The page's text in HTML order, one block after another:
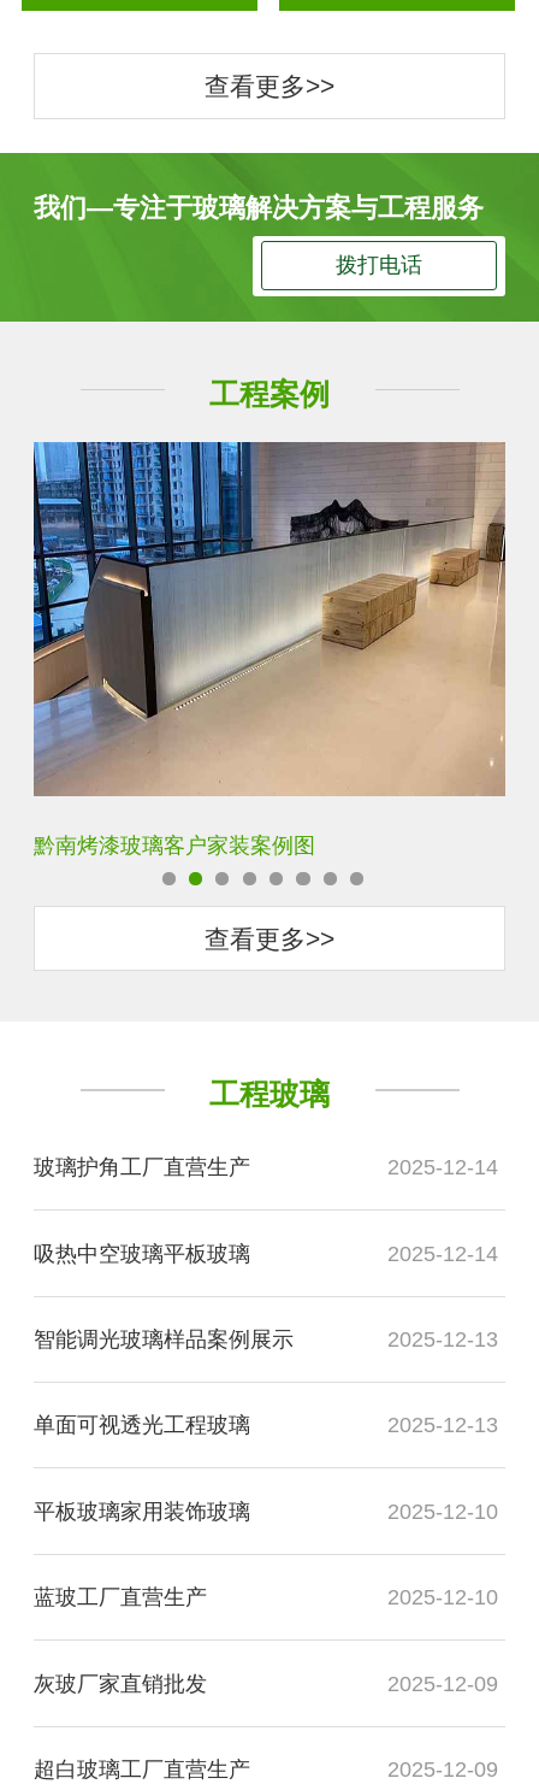
查看更多>>
我们—专注于玻璃解决方案与工程服务
拨打电话
工程案例
黔南单向透视玻璃客户家装案例图
查看更多>>
工程玻璃
玻璃护角工厂直营生产 2025-12-14
吸热中空玻璃平板玻璃 2025-12-14
智能调光玻璃样品案例展示 2025-12-13
单面可视透光工程玻璃 2025-12-13
平板玻璃家用装饰玻璃 2025-12-10
蓝玻工厂直营生产 2025-12-10
灰玻厂家直销批发 2025-12-09
超白玻璃工厂直营生产 2025-12-09